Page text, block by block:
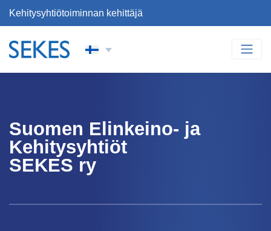
Kehitysyhtiötoiminnan kehittäjä
PÄÄVALIKKO
Suomen Elinkeino- ja
Kehitysyhtiöt
SEKES ry